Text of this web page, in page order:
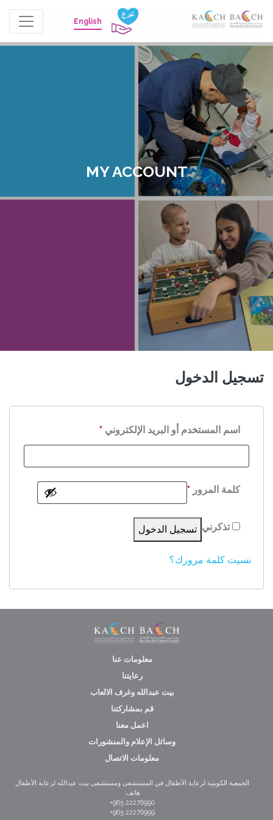
English
MY ACCOUNT
تسجيل الدخول
اسم المستخدم أو البريد الإلكتروني *
كلمة المرور *
تذكرني تسجيل الدخول
نسيت كلمة مرورك؟
معلومات عنا
رعايتنا
بيت عبدالله وغرف الالعاب
قم بمشاركتنا
اعمل معنا
وسائل الإعلام والمنشورات
معلومات الاتصال
الجمعية الكويتية لرعاية الأطفال في المستشفى ومستشفى بيت عبدالله لرعاية الأطفال
هاتف:
22276990 965+
22276999 965+